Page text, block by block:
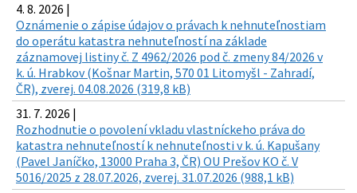
4. 8. 2026 |
Oznámenie o zápise údajov o právach k nehnuteľnostiam
do operátu katastra nehnuteľností na základe
záznamovej listiny č. Z 4962/2026 pod č. zmeny 84/2026 v
k. ú. Hrabkov (Košnar Martin, 570 01 Litomyšl - Zahradí,
ČR), zverej. 04.08.2026 (319,8 kB)
31. 7. 2026 |
Rozhodnutie o povolení vkladu vlastníckeho práva do
katastra nehnuteľností k nehnuteľnosti v k. ú. Kapušany
(Pavel Janíčko, 13000 Praha 3, ČR) OU Prešov KO č. V
5016/2025 z 28.07.2026, zverej. 31.07.2026 (988,1 kB)